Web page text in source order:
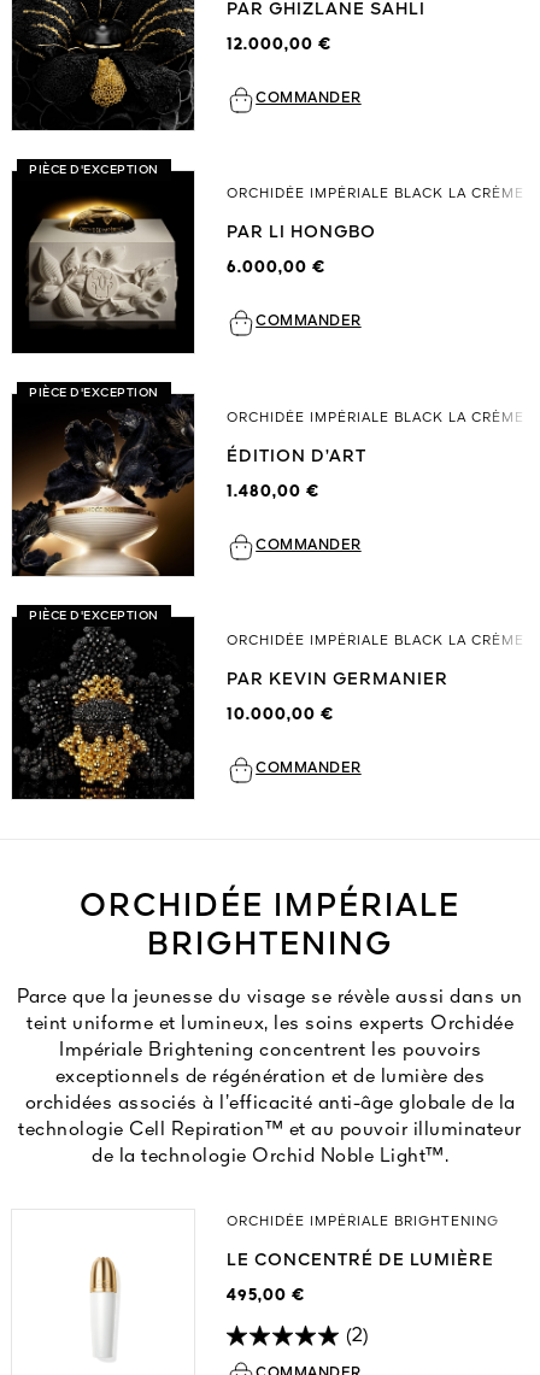
PAR GHIZLANE SAHLI
12.000,00 €
COMMANDER
PIÈCE D'EXCEPTION
ORCHIDÉE IMPÉRIALE BLACK LA CRÈME
PAR LI HONGBO
6.000,00 €
COMMANDER
PIÈCE D'EXCEPTION
ORCHIDÉE IMPÉRIALE BLACK LA CRÈME
ÉDITION D’ART
1.480,00 €
COMMANDER
PIÈCE D'EXCEPTION
ORCHIDÉE IMPÉRIALE BLACK LA CRÈME
PAR KEVIN GERMANIER
10.000,00 €
COMMANDER
ORCHIDÉE IMPÉRIALE
BRIGHTENING
Parce que la jeunesse du visage se révèle aussi dans un
teint uniforme et lumineux, les soins experts Orchidée
Impériale Brightening concentrent les pouvoirs
exceptionnels de régénération et de lumière des
orchidées associés à l’efficacité anti-âge globale de la
technologie Cell Repiration™ et au pouvoir illuminateur
de la technologie Orchid Noble Light™.
ORCHIDÉE IMPÉRIALE BRIGHTENING
LE CONCENTRÉ DE LUMIÈRE
495,00 €
(2)